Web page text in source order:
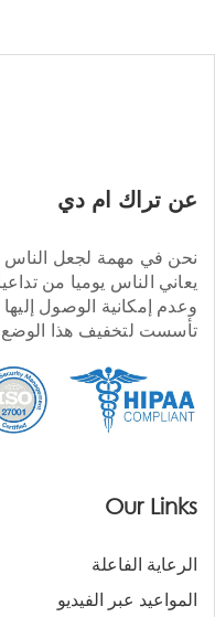
عن تراك ام دي
نحن في مهمة لجعل الناس
يعاني الناس يوميا من
وعدم إمكانية الوصول
تأسست لتخفيف هذا الوضع
Our Links
الرعاية الفاعلة
المواعيد عبر الفيديو